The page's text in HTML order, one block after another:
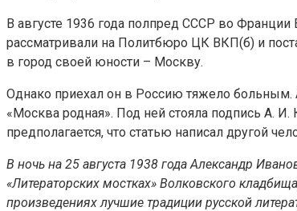
В августе 1936 года полпред СССР во
рассматривали на Политбюро ЦК ВКП(б) и
в город своей юности – Москву.
Однако приехал он в Россию тяжело больным.
«Москва родная». Под ней стояла подпись А.
предполагается, что статью написал другой
В ночь на 25 августа 1938 года Александр
«Литераторских мостках» Волковского
произведениях лучшие традиции русской